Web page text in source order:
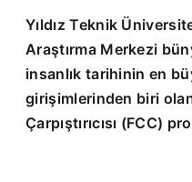
Yıldız Teknik
Araştırma Merkezi
insanlık tarihinin en
girişimlerinden biri
Çarpıştırıcısı (FCC)